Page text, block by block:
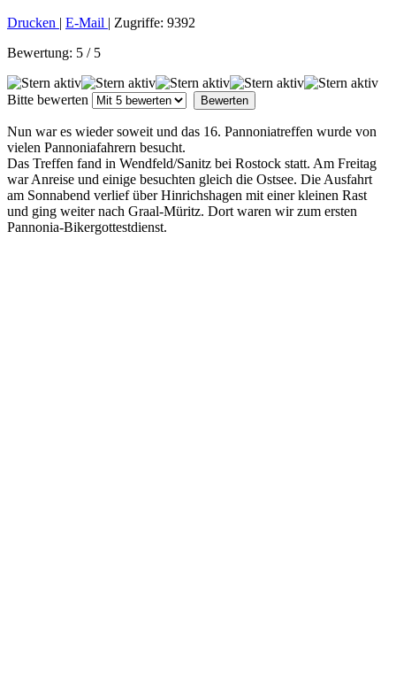
Drucken | E-Mail | Zugriffe: 9392
Bewertung: 5 / 5
Bitte bewerten
Nun war es wieder soweit und das 16. Pannoniatreffen wurde von
vielen Pannoniafahrern besucht.
Das Treffen fand in Wendfeld/Sanitz bei Rostock statt. Am Freitag
war Anreise und einige besuchten gleich die Ostsee. Die Ausfahrt
am Sonnabend verlief über Hinrichshagen mit einer kleinen Rast
und ging weiter nach Graal-Müritz. Dort waren wir zum ersten
Pannonia-Bikergottestdienst.